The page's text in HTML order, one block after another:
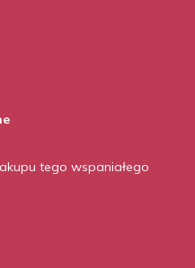
tego wspaniałego